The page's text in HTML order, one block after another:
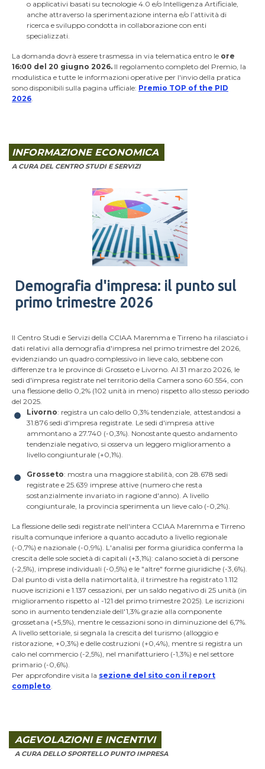
o applicativi basati su tecnologie 4.0 e/o Intelligenza Artificiale,
anche attraverso la sperimentazione interna e/o l’attività di
ricerca e sviluppo condotta in collaborazione con enti
specializzati.
La domanda dovrà essere trasmessa in via telematica entro le ore
16:00 del 20 giugno 2026. Il regolamento completo del Premio, la
modulistica e tutte le informazioni operative per l'invio della pratica
sono disponibili sulla pagina ufficiale: Premio TOP of the PID
2026.
INFORMAZIONE ECONOMICA
A CURA DEL CENTRO STUDI E SERVIZI
Demografia d'impresa: il punto sul
primo trimestre 2026
Il Centro Studi e Servizi della CCIAA Maremma e Tirreno ha rilasciato i
dati relativi alla demografia d'impresa nel primo trimestre del 2026,
evidenziando un quadro complessivo in lieve calo, sebbene con
differenze tra le province di Grosseto e Livorno. Al 31 marzo 2026, le
sedi d'impresa registrate nel territorio della Camera sono 60.554, con
una flessione dello 0,2% (102 unità in meno) rispetto allo stesso periodo
del 2025.
Livorno: registra un calo dello 0,3% tendenziale, attestandosi a
31.876 sedi d'impresa registrate. Le sedi d'impresa attive
ammontano a 27.740 (-0,3%). Nonostante questo andamento
tendenziale negativo, si osserva un leggero miglioramento a
livello congiunturale (+0,1%).
Grosseto: mostra una maggiore stabilità, con 28.678 sedi
registrate e 25.639 imprese attive (numero che resta
sostanzialmente invariato in ragione d'anno). A livello
congiunturale, la provincia sperimenta un lieve calo (-0,2%).
La flessione delle sedi registrate nell'intera CCIAA Maremma e Tirreno
risulta comunque inferiore a quanto accaduto a livello regionale
(-0,7%) e nazionale (-0,9%). L'analisi per forma giuridica conferma la
crescita delle sole società di capitali (+3,1%): calano società di persone
(-2,5%), imprese individuali (-0,5%) e le "altre" forme giuridiche (-3,6%).
Dal punto di vista della natimortalità, il trimestre ha registrato 1.112
nuove iscrizioni e 1.137 cessazioni, per un saldo negativo di 25 unità (in
miglioramento rispetto al -121 del primo trimestre 2025). Le iscrizioni
sono in aumento tendenziale dell'1,3% grazie alla componente
grossetana (+5,5%), mentre le cessazioni sono in diminuzione del 6,7%.
A livello settoriale, si segnala la crescita del turismo (alloggio e
ristorazione, +0,3%) e delle costruzioni (+0,4%), mentre si registra un
calo nel commercio (-2,5%), nel manifatturiero (-1,3%) e nel settore
primario (-0,6%).
Per approfondire visita la sezione del sito con il report
completo.
AGEVOLAZIONI E INCENTIVI
A CURA DELLO SPORTELLO PUNTO IMPRESA